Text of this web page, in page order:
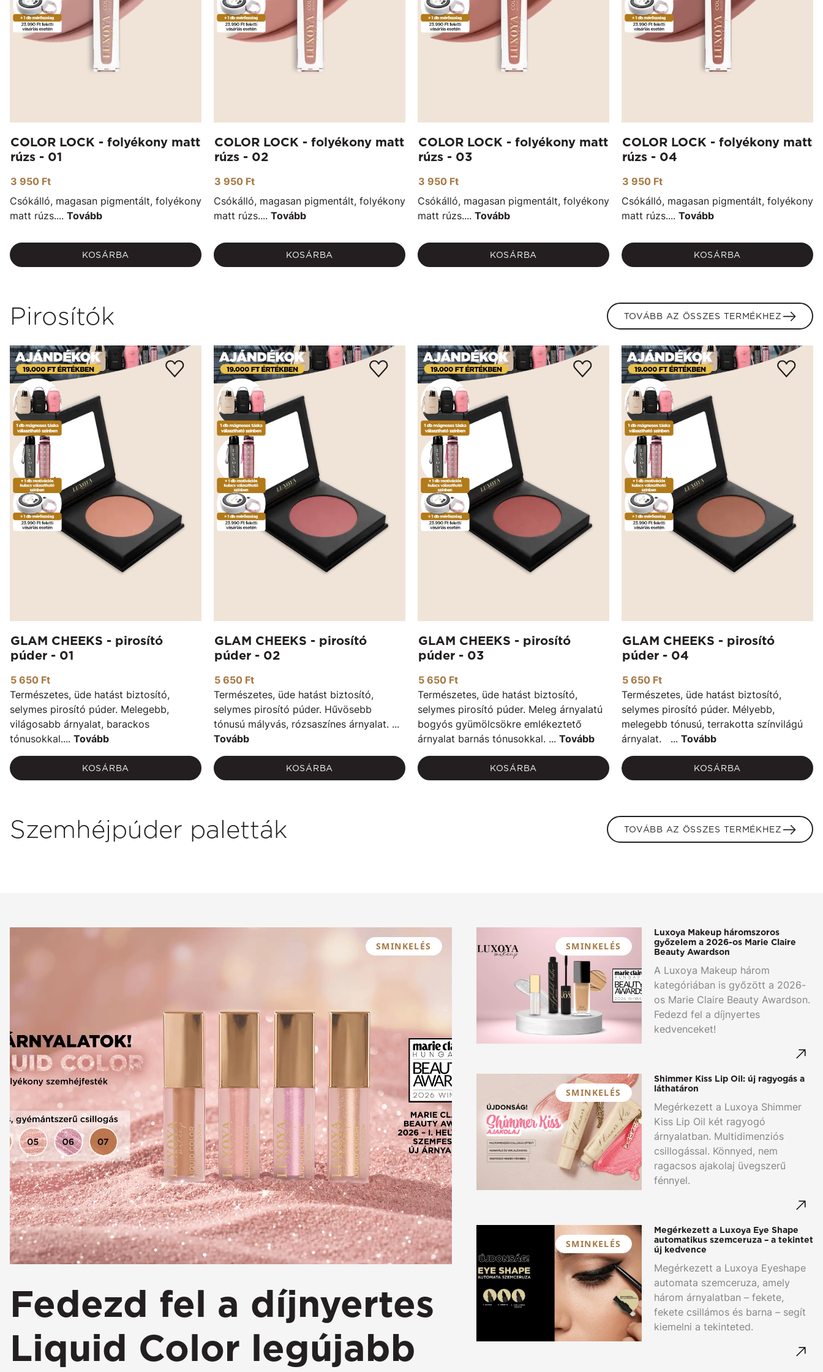
COLOR LOCK - folyékony matt
rúzs - 01
3 950 Ft
Csókálló, magasan pigmentált, folyékony
matt rúzs.... Tovább
KOSÁRBA
COLOR LOCK - folyékony matt
rúzs - 02
3 950 Ft
Csókálló, magasan pigmentált, folyékony
matt rúzs.... Tovább
KOSÁRBA
COLOR LOCK - folyékony matt
rúzs - 03
3 950 Ft
Csókálló, magasan pigmentált, folyékony
matt rúzs.... Tovább
KOSÁRBA
COLOR LOCK - folyékony matt
rúzs - 04
3 950 Ft
Csókálló, magasan pigmentált, folyékony
matt rúzs.... Tovább
KOSÁRBA
Pirosítók TOVÁBB AZ ÖSSZES TERMÉKHEZ
GLAM CHEEKS - pirosító
púder - 01
5 650 Ft
Természetes, üde hatást biztosító,
selymes pirosító púder. Melegebb,
világosabb árnyalat, barackos
tónusokkal.... Tovább
KOSÁRBA
GLAM CHEEKS - pirosító
púder - 02
5 650 Ft
Természetes, üde hatást biztosító,
selymes pirosító púder. Hűvösebb
tónusú mályvás, rózsaszínes árnyalat. ...
Tovább
KOSÁRBA
GLAM CHEEKS - pirosító
púder - 03
5 650 Ft
Természetes, üde hatást biztosító,
selymes pirosító púder. Meleg árnyalatú
bogyós gyümölcsökre emlékeztető
árnyalat barnás tónusokkal. ... Tovább
KOSÁRBA
GLAM CHEEKS - pirosító
púder - 04
5 650 Ft
Természetes, üde hatást biztosító,
selymes pirosító púder. Mélyebb,
melegebb tónusú, terrakotta színvilágú
árnyalat. ... Tovább
KOSÁRBA
Szemhéjpúder paletták TOVÁBB AZ ÖSSZES TERMÉKHEZ
SMINKELÉS
Fedezd fel a díjnyertes
Liquid Color legújabb
SMINKELÉS
Luxoya Makeup háromszoros
győzelem a 2026-os Marie Claire
Beauty Awardson
A Luxoya Makeup három
kategóriában is győzött a 2026-
os Marie Claire Beauty Awardson.
Fedezd fel a díjnyertes
kedvenceket!
SMINKELÉS
Shimmer Kiss Lip Oil: új ragyogás a
láthatáron
Megérkezett a Luxoya Shimmer
Kiss Lip Oil két ragyogó
árnyalatban. Multidimenziós
csillogással. Könnyed, nem
ragacsos ajakolaj üvegszerű
fénnyel.
SMINKELÉS
Megérkezett a Luxoya Eye Shape
automatikus szemceruza – a tekintet
új kedvence
Megérkezett a Luxoya Eyeshape
automata szemceruza, amely
három árnyalatban – fekete,
fekete csillámos és barna – segít
kiemelni a tekinteted.